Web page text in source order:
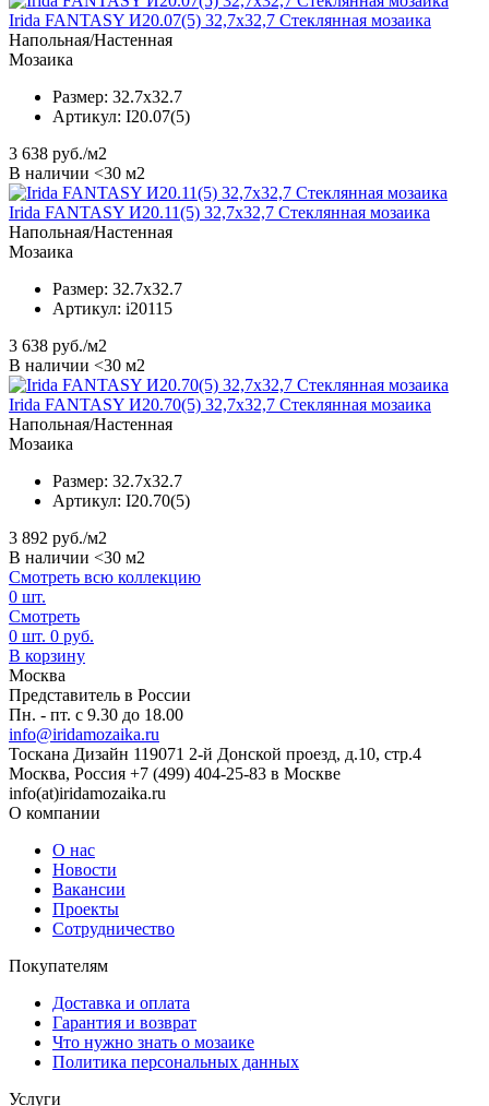
Irida FANTASY И20.07(5) 32,7x32,7 Стеклянная мозаика
Напольная/Настенная
Мозаика
Размер: 32.7x32.7
Артикул: I20.07(5)
3 638 руб./м2
В наличии <30 м2
Irida FANTASY И20.11(5) 32,7x32,7 Стеклянная мозаика
Напольная/Настенная
Мозаика
Размер: 32.7x32.7
Артикул: i20115
3 638 руб./м2
В наличии <30 м2
Irida FANTASY И20.70(5) 32,7x32,7 Стеклянная мозаика
Напольная/Настенная
Мозаика
Размер: 32.7x32.7
Артикул: I20.70(5)
3 892 руб./м2
В наличии <30 м2
Смотреть всю коллекцию
0 шт.
Смотреть
0 шт. 0 руб.
В корзину
Москва
Представитель в России
Пн. - пт. с 9.30 до 18.00
info@iridamozaika.ru
Тоскана Дизайн 119071 2-й Донской проезд, д.10, стр.4
Москва, Россия +7 (499) 404-25-83 в Москве
info(at)iridamozaika.ru
О компании
О нас
Новости
Вакансии
Проекты
Сотрудничество
Покупателям
Доставка и оплата
Гарантия и возврат
Что нужно знать о мозаике
Политика персональных данных
Услуги